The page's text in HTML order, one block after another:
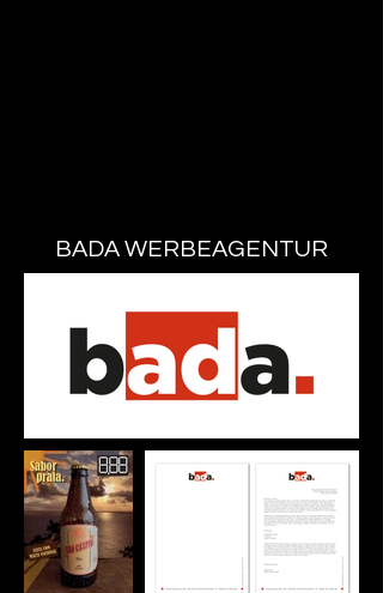
BADA WERBEAGENTUR